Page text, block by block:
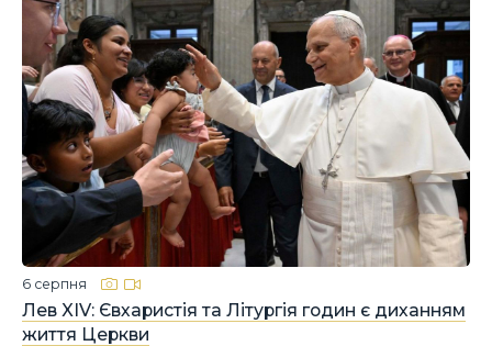
Лев XIV: Євхаристія та Літургія годин є диханням
життя Церкви
6 серпня